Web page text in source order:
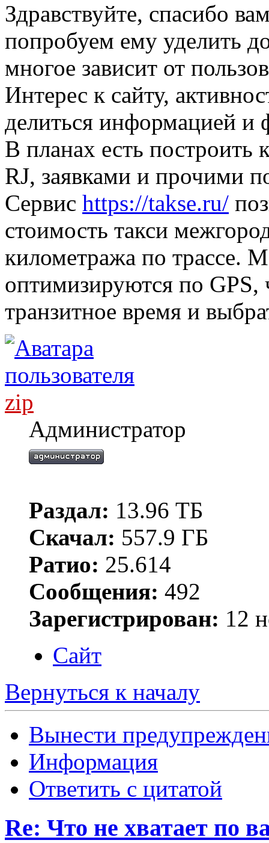
Здравствуйте, спасибо
попробуем ему уделить
многое зависит от
Интерес к сайту,
делиться информацией и
В планах есть построить
RJ, заявками и прочими
Сервис https://takse.ru/
стоимость такси
километража по трассе.
оптимизируются по GPS,
транзитное время и
zip
Администратор
Раздал: 13.96 ТБ
Скачал: 557.9 ГБ
Ратио: 25.614
Сообщения: 492
Зарегистрирован: 12
Сайт
Вернуться к началу
Вынести
Информация
Ответить с цитатой
Re: Что не хватает по